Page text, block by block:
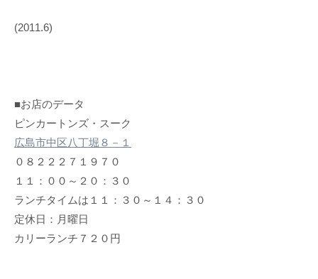
(2011.6)
■お店のデータ
ピンカートンズ・スーク
広島市中区八丁堀８－１
０８２２２７１９７０
１１：００～２０：３０
ランチタイムは１１：３０～１４：３０
定休日：月曜日
カリーランチ７２０円